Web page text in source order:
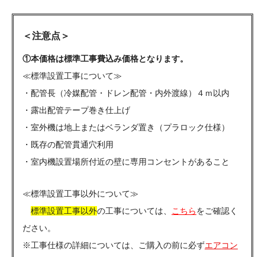
＜注意点＞
①本価格は標準工事費込み価格となります。
≪標準設置工事について≫
・配管長（冷媒配管・ドレン配管・内外渡線）４ｍ以内
・露出配管テープ巻き仕上げ
・室外機は地上またはベランダ置き（プラロック仕様）
・既存の配管貫通穴利用
・室内機設置場所付近の壁に専用コンセントがあること
≪標準設置工事以外について≫
標準設置工事以外の工事については、 こちらをご確認く
ださい。
※工事仕様の詳細については、ご購入の前に必ずエアコン